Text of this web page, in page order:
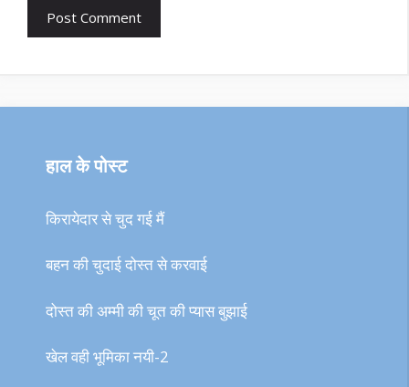
हाल के पोस्ट
किरायेदार से चुद गई मैं
बहन की चुदाई दोस्त से करवाई
दोस्त की अम्मी की चूत की प्यास बुझाई
खेल वही भूमिका नयी-2